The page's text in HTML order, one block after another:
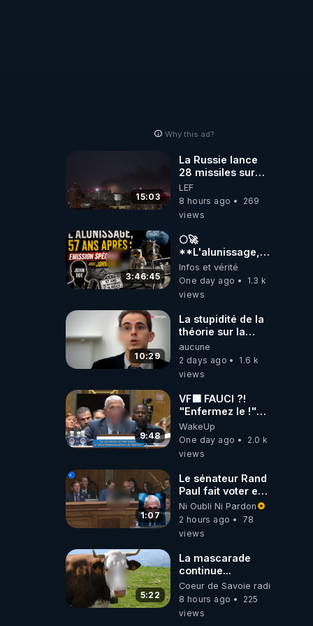
Why this ad?
15:03
La Russie lance
28 missiles sur
Kiev, l'attaque
révèle la faiblesse
de Kiev
LEF
8 hours ago
269
views
3:46:45
🌕🚀
**L'alunissage,
57 ans après :
Émission spéciale
avec John Doe
Infos et vérité
One day ago
1.3 k
views
10:29
La stupidité de la
théorie sur la
responsabilité de
l’homme
concernant le
carbone.
aucune
2 days ago
1.6 k
views
9:48
VF🟩 FAUCI ?!
"Enfermez le !"
(Lock him up!) -
Quartz Traduction
WakeUp
One day ago
2.0 k
views
1:07
Le sénateur Rand
Paul fait voter en
commission
l'outrage au
Congrès contre
Ni Oubli Ni Pardon
2 hours ago
78
views
5:22
La mascarade
continue...
Coeur de Savoie radioweb TV
8 hours ago
225
views